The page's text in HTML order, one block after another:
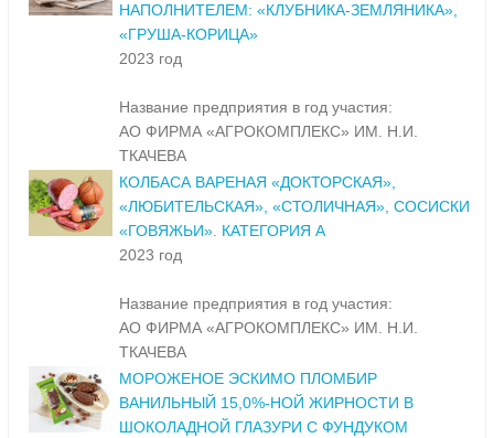
НАПОЛНИТЕЛЕМ: «КЛУБНИКА-ЗЕМЛЯНИКА»,
«ГРУША-КОРИЦА»
2023 год
Название предприятия в год участия:
АО ФИРМА «АГРОКОМПЛЕКС» ИМ. Н.И.
ТКАЧЕВА
КОЛБАСА ВАРЕНАЯ «ДОКТОРСКАЯ»,
«ЛЮБИТЕЛЬСКАЯ», «СТОЛИЧНАЯ», СОСИСКИ
«ГОВЯЖЬИ». КАТЕГОРИЯ А
2023 год
Название предприятия в год участия:
АО ФИРМА «АГРОКОМПЛЕКС» ИМ. Н.И.
ТКАЧЕВА
МОРОЖЕНОЕ ЭСКИМО ПЛОМБИР
ВАНИЛЬНЫЙ 15,0%-НОЙ ЖИРНОСТИ В
ШОКОЛАДНОЙ ГЛАЗУРИ С ФУНДУКОМ